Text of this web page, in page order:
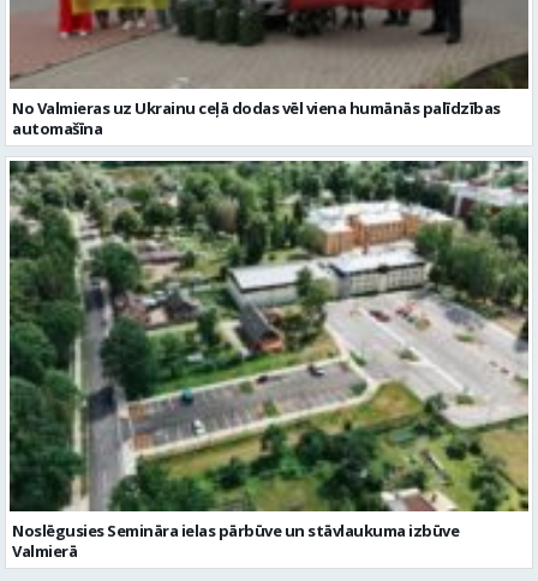
Noslēgusies Semināra ielas pārbūve un stāvlaukuma izbūve
Valmierā
Reklāmraksti Skatīt visu